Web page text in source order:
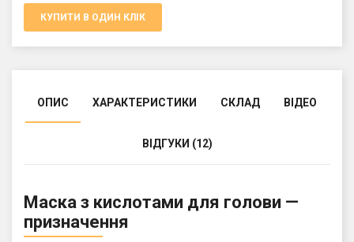
КУПИТИ В ОДИН КЛІК
ОПИС ХАРАКТЕРИСТИКИ СКЛАД ВІДЕО
ВІДГУКИ (12)
Маска з кислотами для голови —
призначення